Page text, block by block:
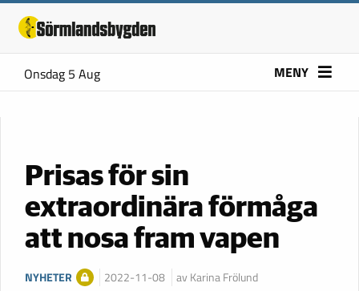
Onsdag 5 Aug MENY
Prisas för sin
extraordinära förmåga
att nosa fram vapen
NYHETER 2022-11-08 av Karina Frölund